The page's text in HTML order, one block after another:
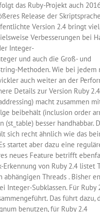
das Ruby-Projekt auch
Release der
Version 2.4 bringt
Verbesserungen bei
Integer-
und auch die Groß- und
Methoden. Wie bei jedem
auch weiter an der
Details zur Version Ruby
macht zusammen
beibehält (inclusion order
besser handhabbar.
sich recht ähnlich wie das
startet aber dazu eine
neues Feature betrifft
von Ruby 2.4 listet
Threads . Bisher
Integer-Subklassen. Für Ruby
Das führt dazu,
benutzen, für Ruby 2.4